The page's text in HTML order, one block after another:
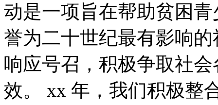
动是一项旨在帮助贫困
誉为二十世纪最有影响
响应号召，积极争取社
效。 xx 年，我们积极整